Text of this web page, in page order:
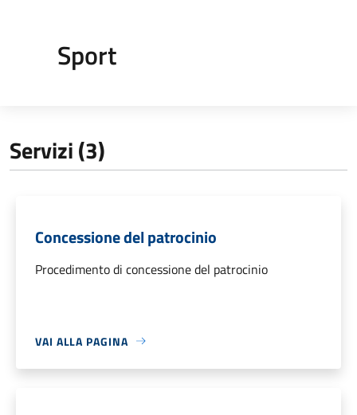
Sport
Servizi (3)
Concessione del patrocinio
Procedimento di concessione del patrocinio
VAI ALLA PAGINA